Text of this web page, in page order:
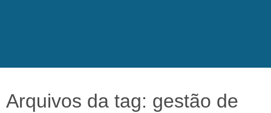
Arquivos da tag: gestão de